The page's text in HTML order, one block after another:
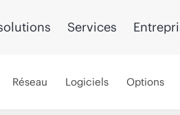
Services
Réseau Logiciels Options